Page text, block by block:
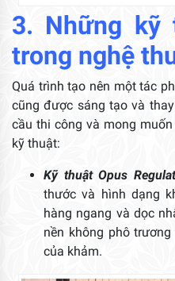
3. Những kỹ
trong nghệ
Quá trình tạo nên một tác
cũng được sáng tạo và
cầu thi công và mong
kỹ thuật:
Kỹ thuật Opus
thước và hình dạng
hàng ngang và dọc
nền không phô
của khảm.